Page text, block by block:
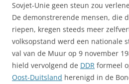
Sovjet-Unie geen steun zou
De demonstrerende mensen, die
riepen, kregen steeds meer
volksopstand werd een nationale
val van de Muur op 9 november
hield vervolgend de DDR formeel
Oost-Duitsland herenigd in de